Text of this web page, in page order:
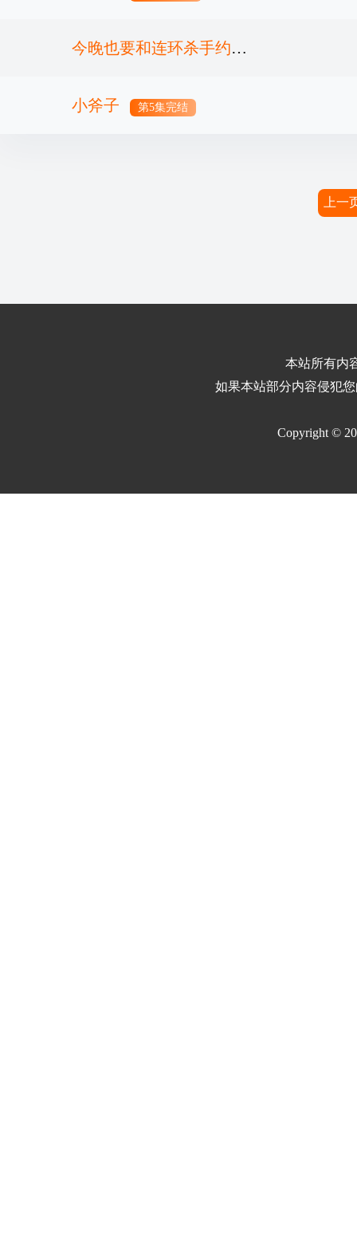
今晚也要和连环杀手约会
第6集
小斧子 第5集完结
上一
本站所有内
如果本站部分内容侵犯
Copyright ©